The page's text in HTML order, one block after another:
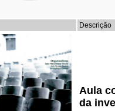
Descrição
Aula
da